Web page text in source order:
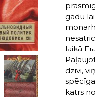
gadu
laikā
dzīvi,
katrs